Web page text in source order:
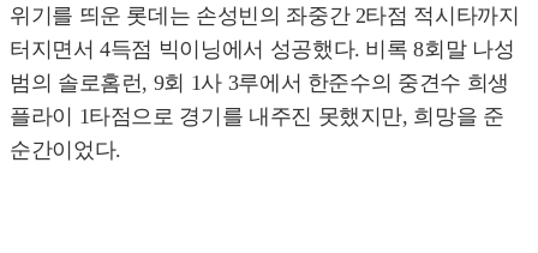
위기를 띄운 롯데는 손성빈의 좌중간 2타점 적시타까지
터지면서 4득점 빅이닝에서 성공했다. 비록 8회말 나성
범의 솔로홈런, 9회 1사 3루에서 한준수의 중견수 희생
플라이 1타점으로 경기를 내주진 못했지만, 희망을 준
순간이었다.